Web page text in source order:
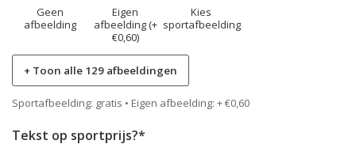
Geen
afbeelding
Eigen
afbeelding (+
€0,60)
Kies
sportafbeelding
+ Toon alle 129 afbeeldingen
Sportafbeelding: gratis • Eigen afbeelding: + €0,60
Tekst op sportprijs?*